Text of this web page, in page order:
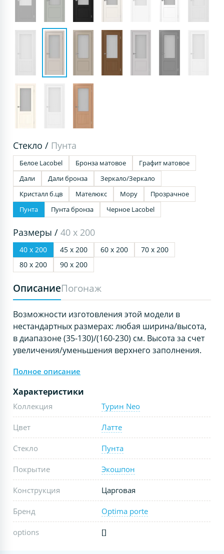
Стекло / Пунта
Белое Lacobel Бронза матовое
Графит матовое
Дали
Дали бронза
Зеркало/Зеркало
Кристалл б.цв
Мателюкс Мору
Прозрачное
Пунта
Пунта бронза Черное Lacobel
Размеры /40 х 200
40 х 200 45 х 200 60 х 200
70 х 200
80 х 200
90 х 200
ОписаниеПогонаж
Возможности изготовления этой модели в
нестандартных размерах: любая ширина/высота,
в диапазоне (35-130)/(160-230) см. Высота за счет
увеличения/уменьшения верхнего заполнения.
Полное описание
Характеристики
Коллекция Турин Neo
Цвет Латте
Стекло Пунта
Покрытие Экошпон
Конструкция Царговая
Бренд Optima porte
options []